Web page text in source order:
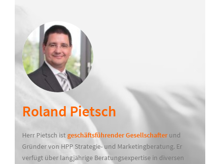
Roland Pietsch
Herr Pietsch istgeschäftsführender Gesellschafter und
Gründer von HPP Strategie- und Marketingberatung. Er
verfügt über langjährige Beratungsexpertise in diversen